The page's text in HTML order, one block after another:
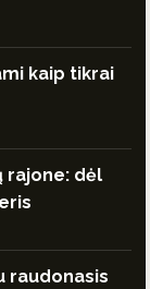
kaip tikrai
rajone: dėl
raudonasis